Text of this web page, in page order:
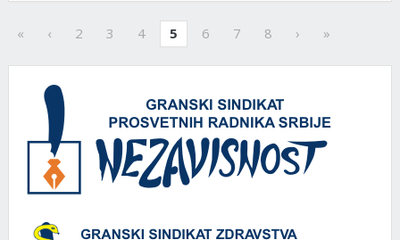
« ‹ 2 3 4 5 6 7 8 › »